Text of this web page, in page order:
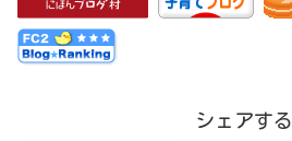
シェアする